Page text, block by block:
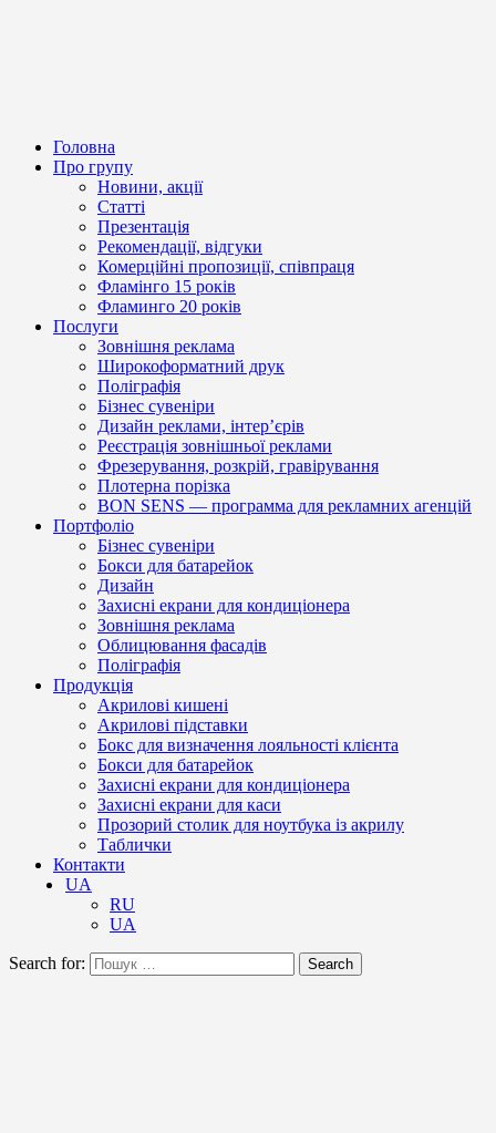
Головна
Про групу
Новини, акції
Статті
Презентація
Рекомендації, відгуки
Комерційні пропозиції, співпраця
Фламінго 15 років
Фламинго 20 років
Послуги
Зовнішня реклама
Широкоформатний друк
Поліграфія
Бізнес сувеніри
Дизайн реклами, інтер’єрів
Реєстрація зовнішньої реклами
Фрезерування, розкрій, гравірування
Плотерна порізка
BON SENS — программа для рекламних агенцій
Портфоліо
Бізнес сувеніри
Бокси для батарейок
Дизайн
Захисні екрани для кондиціонера
Зовнішня реклама
Облицювання фасадів
Поліграфія
Продукція
Акрилові кишені
Акрилові підставки
Бокс для визначення лояльності клієнта
Бокси для батарейок
Захисні екрани для кондиціонера
Захисні екрани для каси
Прозорий столик для ноутбука із акрилу
Таблички
Контакти
UA
RU
UA
Search for: Search